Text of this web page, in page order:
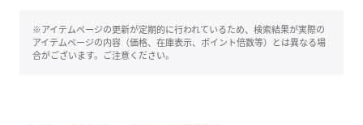
※アイテムページの更新が定期的に行われているため、検索結果が実際の
アイテムページの内容（価格、在庫表示、ポイント倍数等）とは異なる場
合がございます。ご注意ください。